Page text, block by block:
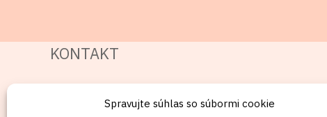
Spravujte súhlas so súbormi cookie
KONTAKT
+421911072878